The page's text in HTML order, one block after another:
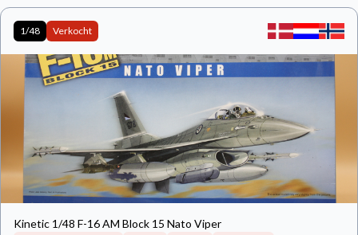
1/48 Verkocht
Kinetic 1/48 F-16 AM Block 15 Nato Viper